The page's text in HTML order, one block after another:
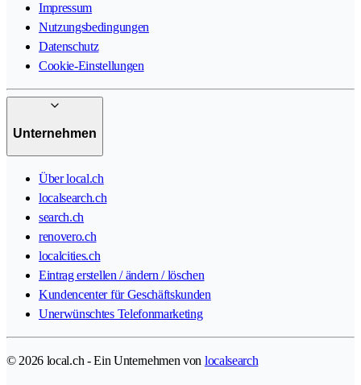
Impressum
Nutzungsbedingungen
Datenschutz
Cookie-Einstellungen
Unternehmen
Über local.ch
localsearch.ch
search.ch
renovero.ch
localcities.ch
Eintrag erstellen / ändern / löschen
Kundencenter für Geschäftskunden
Unerwünschtes Telefonmarketing
© 2026 local.ch - Ein Unternehmen von localsearch